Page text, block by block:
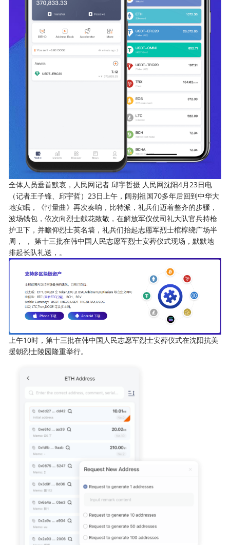
全体人员垂首默哀，人民网记者 邱宇哲摄 人民网沈阳4月23日电
（记者王子锋、邱宇哲）23日上午，阔别祖国70多年后回到中华大
地安眠，《忖量曲》再次奏响，比特派，礼兵们迈着整齐的步骤，
波场钱包，依次向烈士献花致敬，在解放军仪仗司礼大队官兵持枪
护卫下，并瞻仰烈士英名墙，礼兵们抬起志愿军烈士棺椁绕广场半
周， ， 第十三批在韩中国人民志愿军烈士安葬仪式现场，默默地
排起长队礼送，。
上午10时，第十三批在韩中国人民志愿军烈士安葬仪式在沈阳抗美
援朝烈士陵园隆重举行。